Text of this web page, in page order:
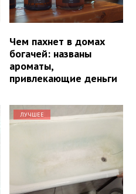
Чем пахнет в домах
богачей: названы
ароматы,
привлекающие деньги
ЛУЧШЕЕ